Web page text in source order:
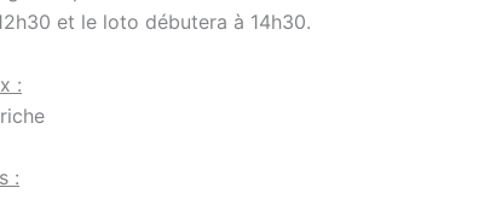
et le loto débutera à 14h30.
:
: